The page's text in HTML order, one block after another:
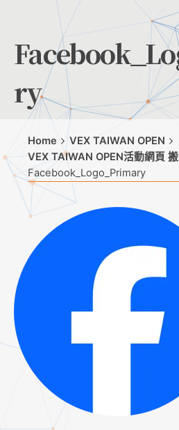
ry
Home
VEX TAIWAN OPEN
VEX TAIWAN OPEN活動網頁
Facebook_Logo_Primary